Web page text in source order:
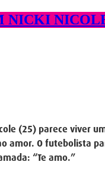
(25) parece viver
O futebolista
“Te amo.”